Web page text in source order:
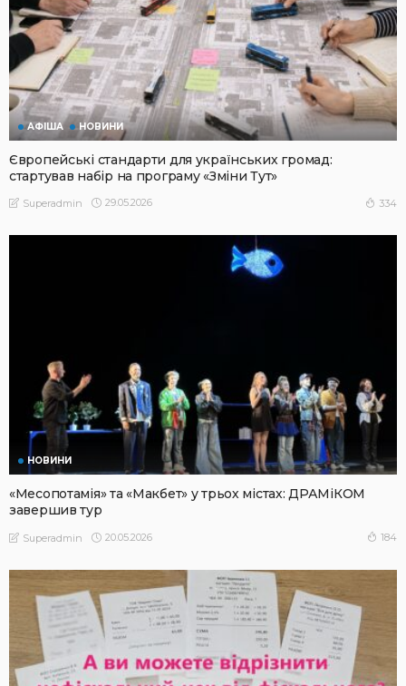
АФІША НОВИНИ
Європейські стандарти для українських громад:
стартував набір на програму «Зміни Тут»
Superadmin 29.05.2026 334
НОВИНИ
«Месопотамія» та «Макбет» у трьох містах: ДРАМіКОМ
завершив тур
Superadmin 20.05.2026 184